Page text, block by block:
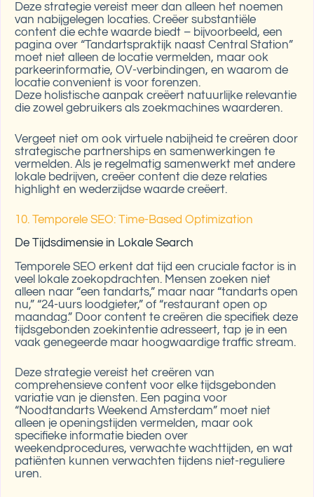
Deze strategie vereist meer dan alleen het noemen
van nabijgelegen locaties. Creëer substantiële
content die echte waarde biedt – bijvoorbeeld, een
pagina over “Tandartspraktijk naast Central Station”
moet niet alleen de locatie vermelden, maar ook
parkeerinformatie, OV-verbindingen, en waarom de
locatie convenient is voor forenzen.
Deze holistische aanpak creëert natuurlijke relevantie
die zowel gebruikers als zoekmachines waarderen.
Vergeet niet om ook virtuele nabijheid te creëren door
strategische partnerships en samenwerkingen te
vermelden. Als je regelmatig samenwerkt met andere
lokale bedrijven, creëer content die deze relaties
highlight en wederzijdse waarde creëert.
10. Temporele SEO: Time-Based Optimization
De Tijdsdimensie in Lokale Search
Temporele SEO erkent dat tijd een cruciale factor is in
veel lokale zoekopdrachten. Mensen zoeken niet
alleen naar “een tandarts,” maar naar “tandarts open
nu,” “24-uurs loodgieter,” of “restaurant open op
maandag.” Door content te creëren die specifiek deze
tijdsgebonden zoekintentie adresseert, tap je in een
vaak genegeerde maar hoogwaardige traffic stream.
Deze strategie vereist het creëren van
comprehensieve content voor elke tijdsgebonden
variatie van je diensten. Een pagina voor
“Noodtandarts Weekend Amsterdam” moet niet
alleen je openingstijden vermelden, maar ook
specifieke informatie bieden over
weekendprocedures, verwachte wachttijden, en wat
patiënten kunnen verwachten tijdens niet-reguliere
uren.